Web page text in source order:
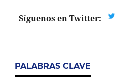
Síguenos en Twitter:
PALABRAS CLAVE